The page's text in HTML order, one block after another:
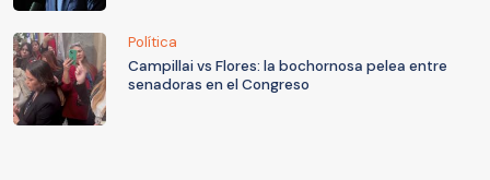
Política
Campillai vs Flores: la bochornosa pelea entre
senadoras en el Congreso